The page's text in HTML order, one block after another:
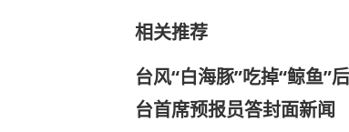
相关推荐
台风“白海豚”吃掉“鲸鱼”
台首席预报员答封面新闻